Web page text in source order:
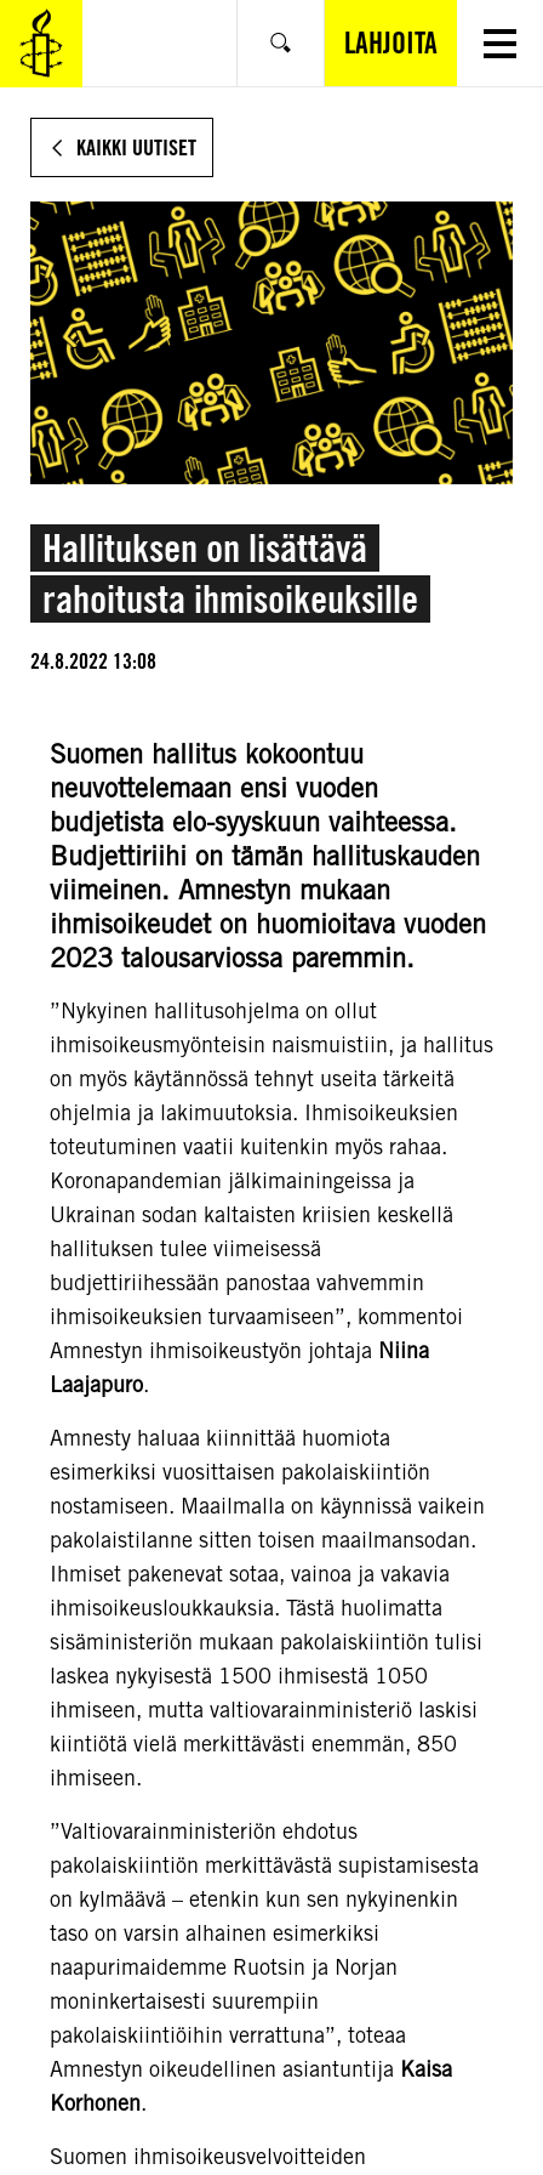
SIIRRY
VARSINAISEEN
SISÄLTÖÖN
Hae LAHJOITA
KAIKKI UUTISET
Hallituksen on lisättävä
rahoitusta ihmisoikeuksille
24.8.2022 13:08
Suomen hallitus kokoontuu
neuvottelemaan ensi vuoden
budjetista elo-syyskuun vaihteessa.
Budjettiriihi on tämän hallituskauden
viimeinen. Amnestyn mukaan
ihmisoikeudet on huomioitava vuoden
2023 talousarviossa paremmin.
”Nykyinen hallitusohjelma on ollut
ihmisoikeusmyönteisin naismuistiin, ja hallitus
on myös käytännössä tehnyt useita tärkeitä
ohjelmia ja lakimuutoksia. Ihmisoikeuksien
toteutuminen vaatii kuitenkin myös rahaa.
Koronapandemian jälkimainingeissa ja
Ukrainan sodan kaltaisten kriisien keskellä
hallituksen tulee viimeisessä
budjettiriihessään panostaa vahvemmin
ihmisoikeuksien turvaamiseen”, kommentoi
Amnestyn ihmisoikeustyön johtaja Niina
Laajapuro.
Amnesty haluaa kiinnittää huomiota
esimerkiksi vuosittaisen pakolaiskiintiön
nostamiseen. Maailmalla on käynnissä vaikein
pakolaistilanne sitten toisen maailmansodan.
Ihmiset pakenevat sotaa, vainoa ja vakavia
ihmisoikeusloukkauksia. Tästä huolimatta
sisäministeriön mukaan pakolaiskiintiön tulisi
laskea nykyisestä 1500 ihmisestä 1050
ihmiseen, mutta valtiovarainministeriö laskisi
kiintiötä vielä merkittävästi enemmän, 850
ihmiseen.
”Valtiovarainministeriön ehdotus
pakolaiskiintiön merkittävästä supistamisesta
on kylmäävä – etenkin kun sen nykyinenkin
taso on varsin alhainen esimerkiksi
naapurimaidemme Ruotsin ja Norjan
moninkertaisesti suurempiin
pakolaiskiintiöihin verrattuna”, toteaa
Amnestyn oikeudellinen asiantuntija Kaisa
Korhonen.
Suomen ihmisoikeusvelvoitteiden